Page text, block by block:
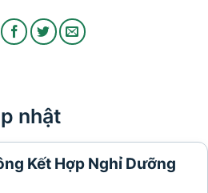
nhật
Kết Hợp Nghỉ Dưỡng